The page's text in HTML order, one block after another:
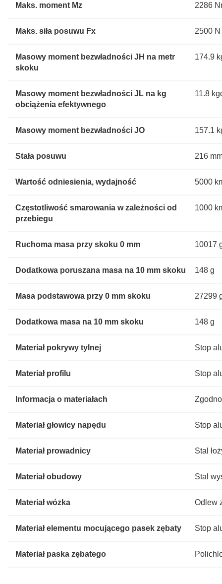
Maks. moment Mz 2286
Maks. siła posuwu Fx 2500 N
Masowy moment bezwładności JH na metr
skoku
174.9
Masowy moment bezwładności JL na kg
obciążenia efektywnego
11.8
Masowy moment bezwładności JO 157.1
Stała posuwu 216
Wartość odniesienia, wydajność 5000
Częstotliwość smarowania w zależności od
przebiegu
1000
Ruchoma masa przy skoku 0 mm 10017
Dodatkowa poruszana masa na 10 mm skoku 148 g
Masa podstawowa przy 0 mm skoku 27299
Dodatkowa masa na 10 mm skoku 148 g
Materiał pokrywy tylnej Stop
Materiał profilu Stop
Informacja o materiałach
Materiał głowicy napędu Stop
Materiał prowadnicy Stal
Materiał obudowy Stal
Materiał wózka Odlew
Materiał elementu mocującego pasek zębaty Stop
Materiał paska zębatego